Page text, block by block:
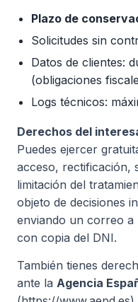
Plazo de
Solicitudes sin
Datos de clientes:
(obligaciones
Logs técnicos:
Derechos del
Puedes ejercer
acceso, rectificación,
limitación del
objeto de decisiones
enviando un correo a
con copia del DNI.
También tienes
ante la Agencia